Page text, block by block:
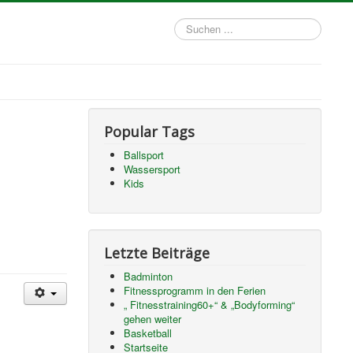
Suchen
...
Popular Tags
Ballsport
Wassersport
Kids
Letzte Beiträge
Badminton
Fitnessprogramm in den Ferien
„ Fitnesstraining60+“ & „Bodyforming“
gehen weiter
Basketball
Startseite